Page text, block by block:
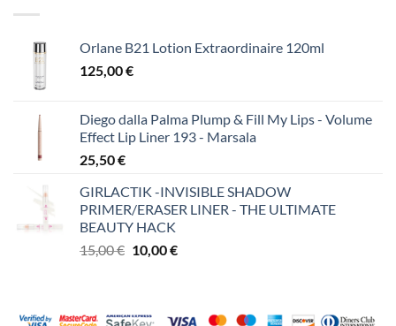
Orlane B21 Lotion Extraordinaire 120ml
125,00€
Diego dalla Palma Plump & Fill My Lips - Volume
Effect Lip Liner 193 - Marsala
25,50€
GIRLACTIK -INVISIBLE SHADOW
PRIMER/ERASER LINER - THE ULTIMATE
BEAUTY HACK
15,00€ Original
10,00€Η